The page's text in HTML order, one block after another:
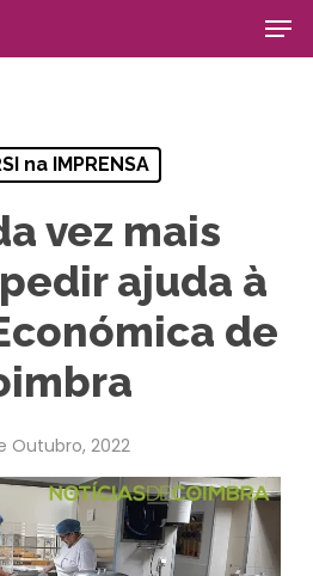
na IMPRENSA
vez mais
ajuda à
de
Outubro, 2022